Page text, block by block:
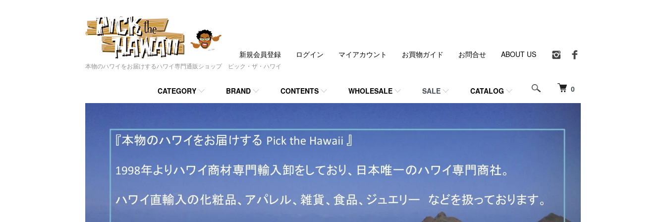
本物のハワイをお届けするハワイ専門通販ショップ ピック・ザ・ハワイ
0
CATEGORY BRAND CONTENTS WHOLESALE SALE CATALOG
新規会員登録 ログイン マイアカウント お買物ガイド お問合せ ABOUT US